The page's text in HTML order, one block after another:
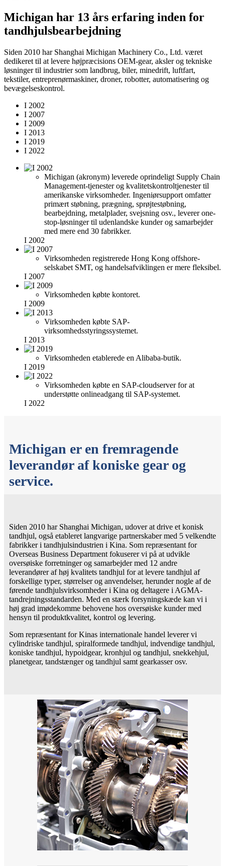
Michigan har 13 års erfaring inden for
tandhjulsbearbejdning
Siden 2010 har Shanghai Michigan Machinery Co., Ltd. været
dedikeret til at levere højpræcisions OEM-gear, aksler og tekniske
løsninger til industrier som landbrug, biler, minedrift, luftfart,
tekstiler, entreprenørmaskiner, droner, robotter, automatisering og
bevægelseskontrol.
I 2002
I 2007
I 2009
I 2013
I 2019
I 2022
Michigan (akronym) leverede oprindeligt Supply Chain
Management-tjenester og kvalitetskontroltjenester til
amerikanske virksomheder. Ingeniørsupport omfatter
primært støbning, prægning, sprøjtestøbning,
bearbejdning, metalplader, svejsning osv., leverer one-
stop-løsninger til udenlandske kunder og samarbejder
med mere end 30 fabrikker.
I 2002
Virksomheden registrerede Hong Kong offshore-
selskabet SMT, og handelsafviklingen er mere fleksibel.
I 2007
Virksomheden købte kontoret.
I 2009
Virksomheden købte SAP-
virksomhedsstyringssystemet.
I 2013
Virksomheden etablerede en Alibaba-butik.
I 2019
Virksomheden købte en SAP-cloudserver for at
understøtte onlineadgang til SAP-systemet.
I 2022
Michigan er en fremragende
leverandør af koniske gear og
service.
Siden 2010 har Shanghai Michigan, udover at drive et konisk
tandhjul, også etableret langvarige partnerskaber med 5 velkendte
fabrikker i tandhjulsindustrien i Kina. Som repræsentant for
Overseas Business Department fokuserer vi på at udvikle
oversøiske forretninger og samarbejder med 12 andre
leverandører af høj kvalitets tandhjul for at levere tandhjul af
forskellige typer, størrelser og anvendelser, herunder nogle af de
førende tandhjulsvirksomheder i Kina og deltagere i AGMA-
tandrejningsstandarden. Med en stærk forsyningskæde kan vi i
høj grad imødekomme behovene hos oversøiske kunder med
hensyn til produktkvalitet, kontrol og levering.
Som repræsentant for Kinas internationale handel leverer vi
cylindriske tandhjul, spiralformede tandhjul, indvendige tandhjul,
koniske tandhjul, hypoidgear, kronhjul og tandhjul, snekkehjul,
planetgear, tandstænger og tandhjul samt gearkasser osv.